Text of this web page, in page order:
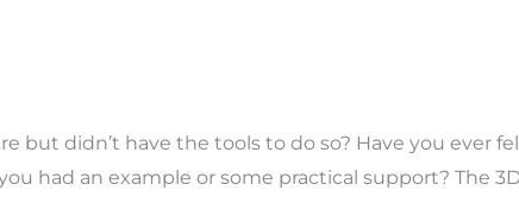
but didn’t have the tools to do so? Have you ever
had an example or some practical support? The